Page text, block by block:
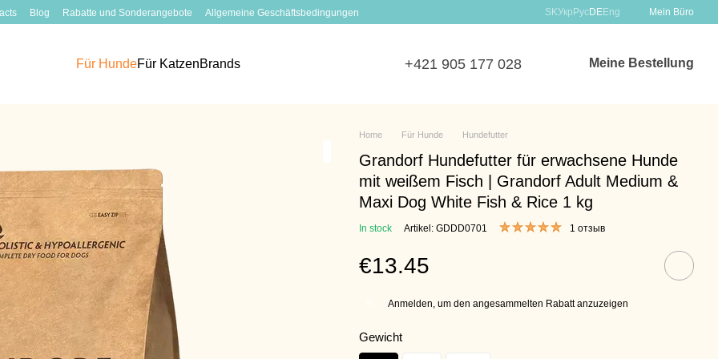
Blog Rabatte und Sonderangebote Allgemeine Geschäftsbedingungen SKУкр РусDEEng Mein Büro
Für HundeFür KatzenBrands +421 905 177 028 Meine Bestellung
Home Für Hunde Hundefutter
Grandorf Hundefutter für erwachsene Hunde
mit weißem Fisch | Grandorf Adult Medium &
Maxi Dog White Fish & Rice 1 kg
In stock Artikel: GDDD0701 1 отзыв
€13.45
Anmelden, um den angesammelten Rabatt anzuzeigen
Gewicht